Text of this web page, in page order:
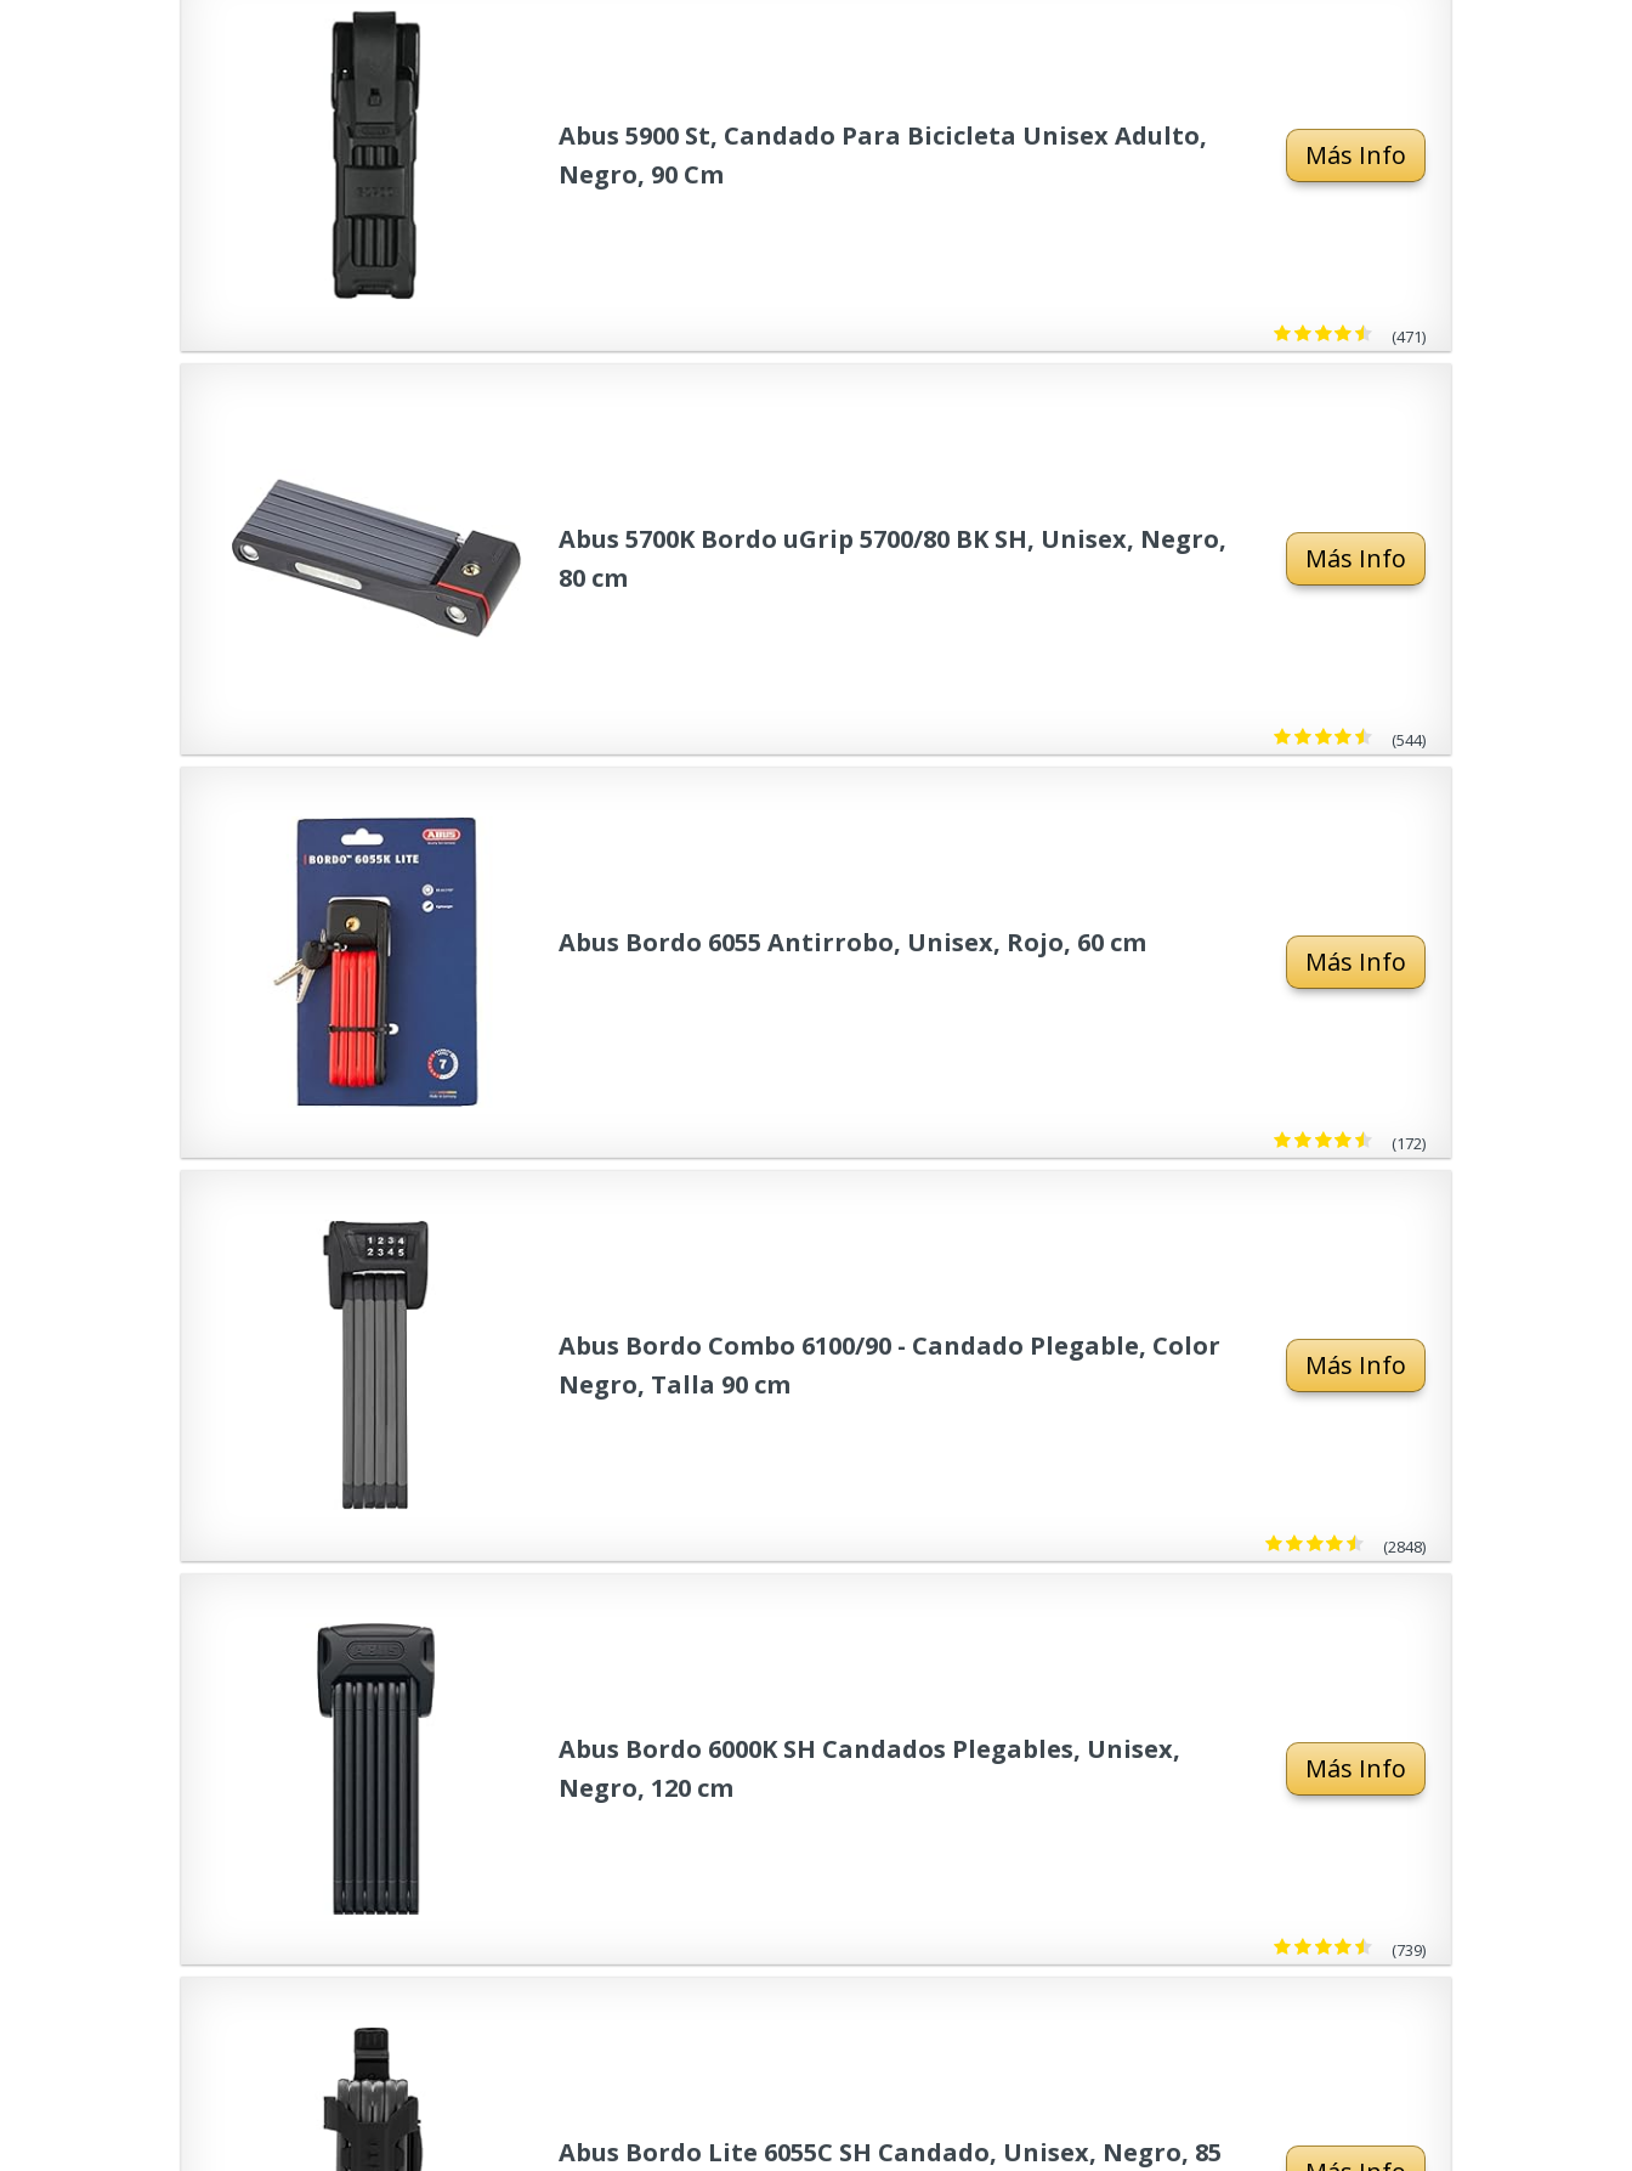
Abus 5900 St, Candado Para Bicicleta Unisex Adulto,
Negro, 90 Cm
Más Info
(471)
Abus 5700K Bordo uGrip 5700/80 BK SH, Unisex, Negro,
80 cm
Más Info
(544)
Abus Bordo 6055 Antirrobo, Unisex, Rojo, 60 cm
Más Info
(172)
Abus Bordo Combo 6100/90 - Candado Plegable, Color
Negro, Talla 90 cm
Más Info
(2848)
Abus Bordo 6000K SH Candados Plegables, Unisex,
Negro, 120 cm
Más Info
(739)
Abus Bordo Lite 6055C SH Candado, Unisex, Negro, 85